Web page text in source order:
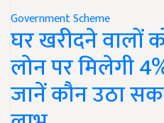
Government Scheme
घर खरीदने वालों
लोन पर मिलेगी
जानें कौन उठा